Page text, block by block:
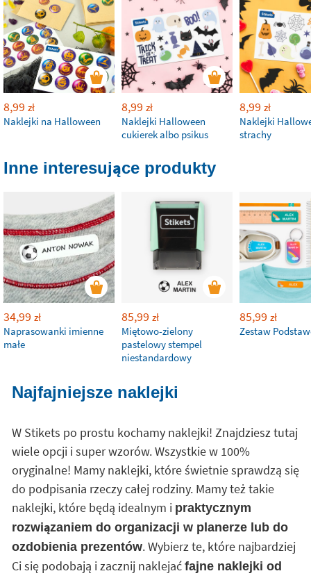
8,99 zł
Naklejki na Halloween
8,99 zł
Naklejki Halloween
cukierek albo psikus
8,99 zł
Naklejki
strachy
Inne interesujące produkty
34,99 zł
Naprasowanki imienne
małe
85,99 zł
Miętowo-zielony
pastelowy stempel
niestandardowy
85,99 zł
Zestaw
Najfajniejsze naklejki
W Stikets po prostu kochamy naklejki! Znajdziesz tutaj
wiele opcji i super wzorów. Wszystkie w 100%
oryginalne! Mamy naklejki, które świetnie sprawdzą się
do podpisania rzeczy całej rodziny. Mamy też takie
naklejki, które będą idealnym i praktycznym
rozwiązaniem do organizacji w planerze lub do
ozdobienia prezentów. Wybierz te, które najbardziej
Ci się podobają i zacznij naklejać fajne naklejki od